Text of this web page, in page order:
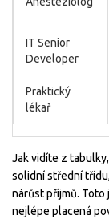
IT Senior
Developer
Praktický
lékař
Jak vidíte z
solidní střední
nárůst příjmů. Toto
nejlépe placená